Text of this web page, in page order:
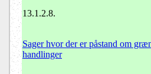
13.1.2.8.
Sager hvor der er påstand om
handlinger